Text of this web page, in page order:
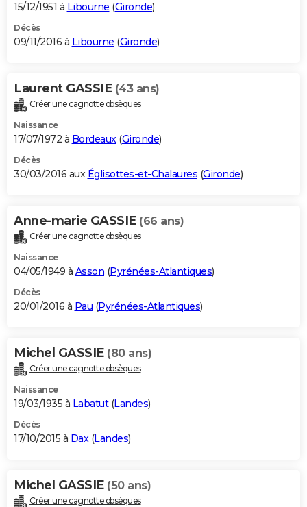
15/12/1951 à Libourne (Gironde)
Décès
09/11/2016 à Libourne (Gironde)
Laurent GASSIE (43 ans)
Créer une cagnotte obsèques
Naissance
17/07/1972 à Bordeaux(Gironde)
Décès
30/03/2016 aux Églisottes-et-Chalaures (Gironde)
Anne-marie GASSIE (66 ans)
Créer une cagnotte obsèques
Naissance
04/05/1949 à Asson (Pyrénées-Atlantiques)
Décès
20/01/2016 à Pau (Pyrénées-Atlantiques)
Michel GASSIE (80 ans)
Créer une cagnotte obsèques
Naissance
19/03/1935 à Labatut(Landes)
Décès
17/10/2015 à Dax(Landes)
Michel GASSIE (50 ans)
Créer une cagnotte obsèques